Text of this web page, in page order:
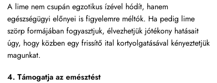
A lime nem csupán egzotikus ízével hódít, hanem
egészségügyi előnyei is figyelemre méltók. Ha pedig lime
szörp formájában fogyasztjuk, élvezhetjük jótékony hatásait
úgy, hogy közben egy frissítő ital kortyolgatásával kényeztetjük
magunkat.
4. Támogatja az emésztést